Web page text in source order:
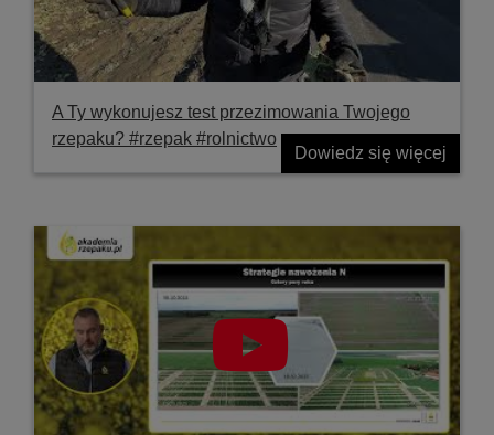
A Ty wykonujesz test przezimowania Twojego
rzepaku? #rzepak #rolnictwo
Dowiedz się więcej